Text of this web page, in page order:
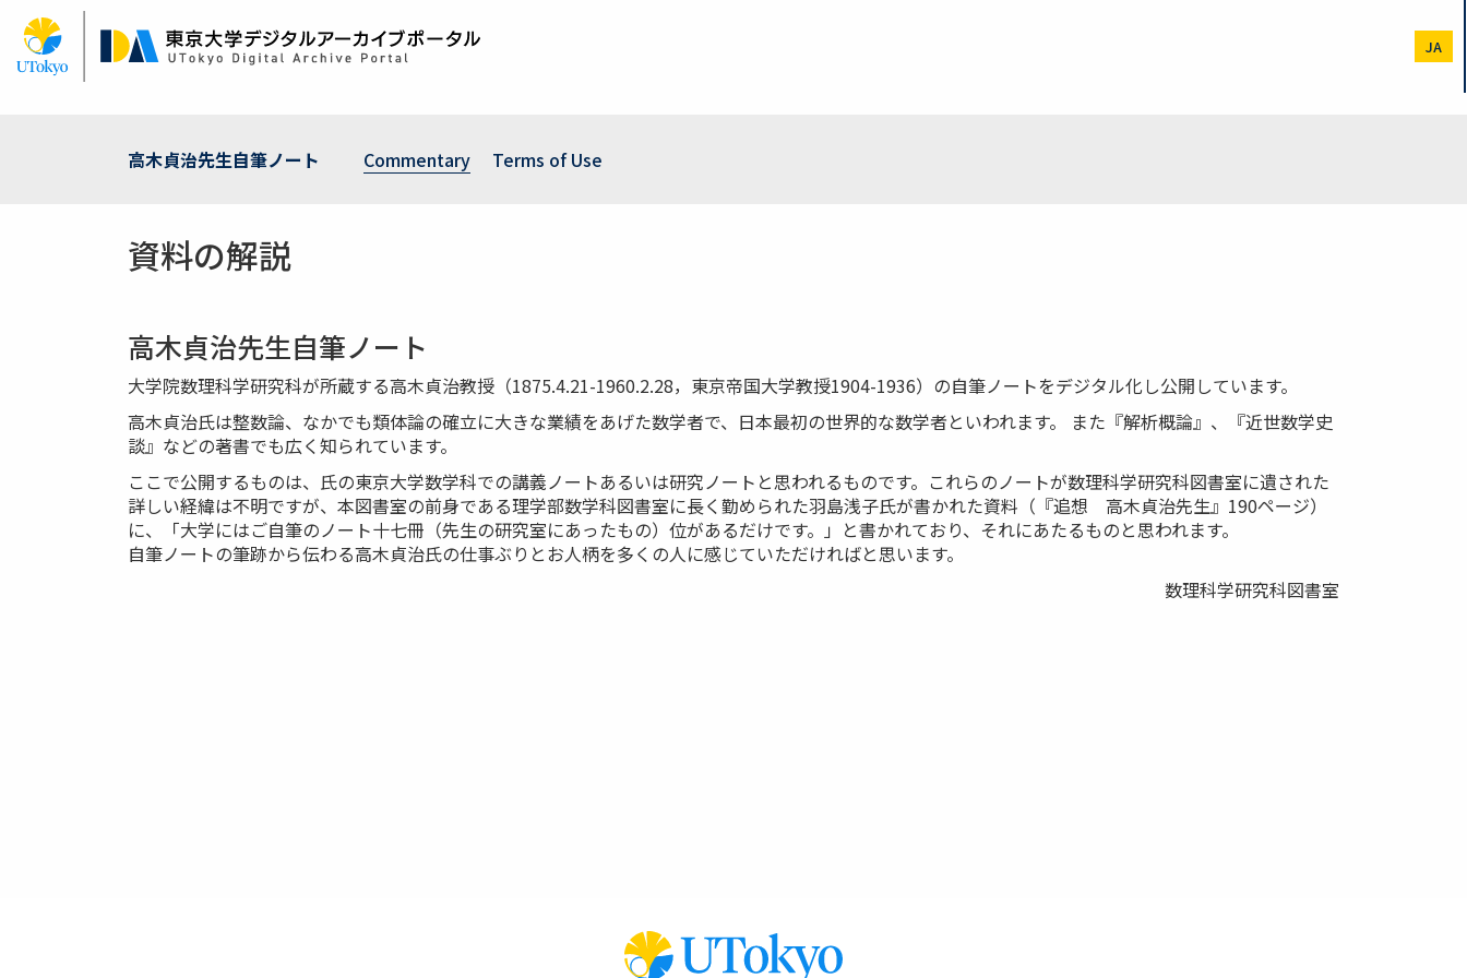
Skip
main
content
JA
高木貞治先生自筆ノート Commentary Terms of Use
資料の解説
高木貞治先生自筆ノート
大学院数理科学研究科が所蔵する高木貞治教授（1875.4.21-1960.2.28，東京帝国大学教授1904-1936）の自筆ノートをデジタル化し公開しています。
高木貞治氏は整数論、なかでも類体論の確立に大きな業績をあげた数学者で、日本最初の世界的な数学者といわれます。 また『解析概論』、『近世数学史
談』などの著書でも広く知られています。
ここで公開するものは、氏の東京大学数学科での講義ノートあるいは研究ノートと思われるものです。これらのノートが数理科学研究科図書室に遺された
詳しい経緯は不明ですが、本図書室の前身である理学部数学科図書室に長く勤められた羽島浅子氏が書かれた資料（『追想 高木貞治先生』190ページ）
に、「大学にはご自筆のノート十七冊（先生の研究室にあったもの）位があるだけです。」と書かれており、それにあたるものと思われます。
自筆ノートの筆跡から伝わる高木貞治氏の仕事ぶりとお人柄を多くの人に感じていただければと思います。
数理科学研究科図書室